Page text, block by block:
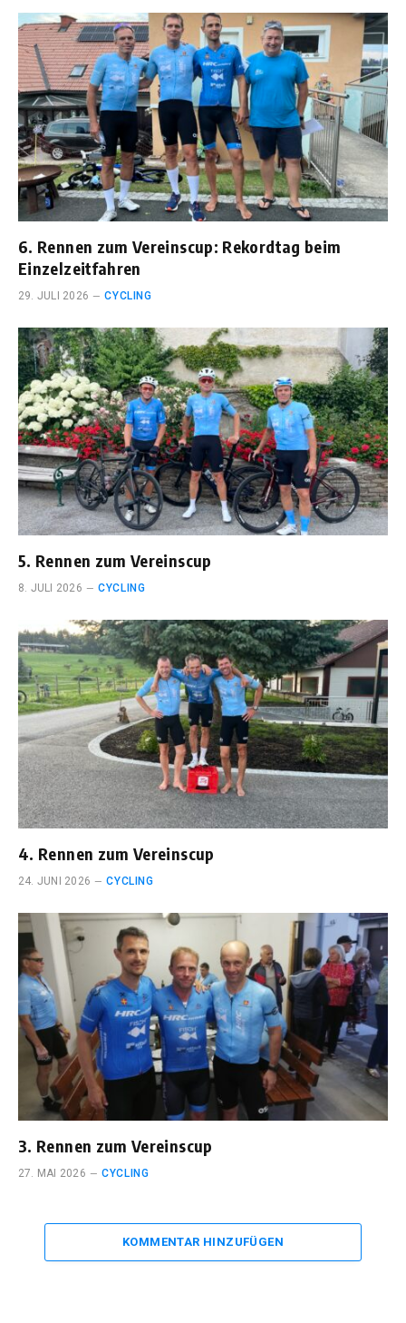
6. Rennen zum Vereinscup: Rekordtag beim
Einzelzeitfahren
29. JULI 2026 CYCLING
5. Rennen zum Vereinscup
8. JULI 2026 CYCLING
4. Rennen zum Vereinscup
24. JUNI 2026 CYCLING
3. Rennen zum Vereinscup
27. MAI 2026 CYCLING
KOMMENTAR HINZUFÜGEN